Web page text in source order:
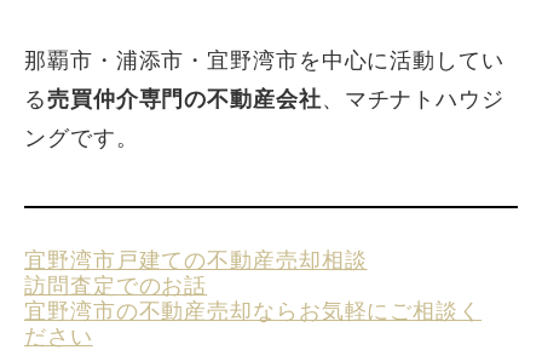
那覇市・浦添市・宜野湾市を中心に活動してい
る売買仲介専門の不動産会社、マチナトハウジ
ングです。
宜野湾市戸建ての不動産売却相談
訪問査定でのお話
宜野湾市の不動産売却ならお気軽にご相談く
ださい